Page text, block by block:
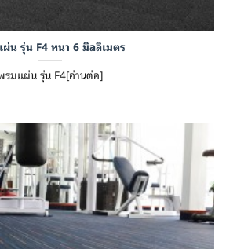
น รุ่น F4 หนา 6 มิลลิเมตร
รมแผ่น รุ่น F4[อ่านต่อ]